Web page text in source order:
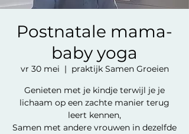
Postnatale mama-
baby yoga
vr 30 mei
  |
praktijk Samen Groeien
Genieten met je kindje terwijl je je
lichaam op een zachte manier terug
leert kennen,
Samen met andere vrouwen in dezelfde